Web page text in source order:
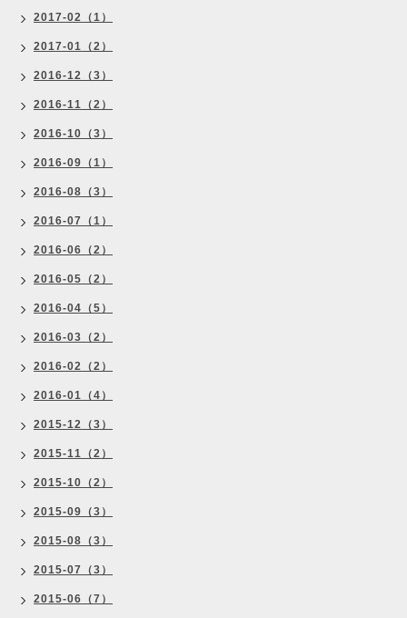
2017-02（1）
2017-01（2）
2016-12（3）
2016-11（2）
2016-10（3）
2016-09（1）
2016-08（3）
2016-07（1）
2016-06（2）
2016-05（2）
2016-04（5）
2016-03（2）
2016-02（2）
2016-01（4）
2015-12（3）
2015-11（2）
2015-10（2）
2015-09（3）
2015-08（3）
2015-07（3）
2015-06（7）